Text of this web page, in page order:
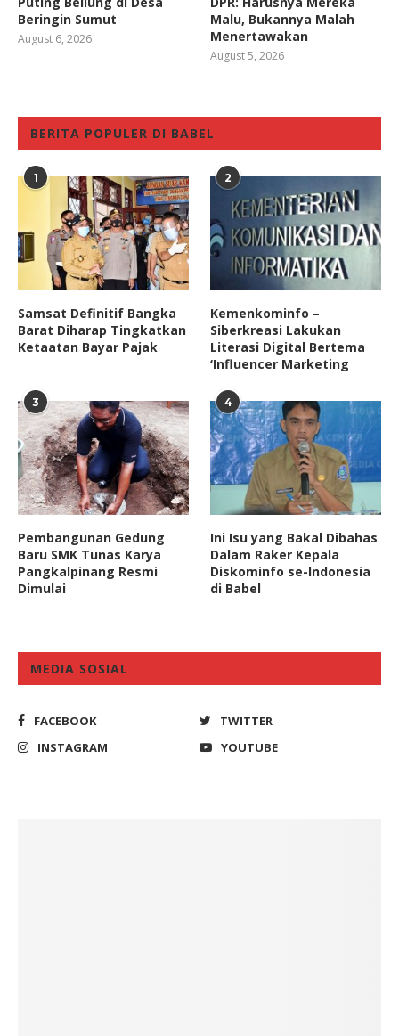
Beringin Sumut
August 6, 2026
Malu, Bukannya Malah
Menertawakan
August 5, 2026
BERITA POPULER DI BABEL
1
Samsat Definitif Bangka
Barat Diharap Tingkatkan
Ketaatan Bayar Pajak
2
Kemenkominfo –
Siberkreasi Lakukan
Literasi Digital Bertema
‘Influencer Marketing
3
Pembangunan Gedung
Baru SMK Tunas Karya
Pangkalpinang Resmi
Dimulai
4
Ini Isu yang Bakal Dibahas
Dalam Raker Kepala
Diskominfo se-Indonesia
di Babel
MEDIA SOSIAL
FACEBOOK
TWITTER
INSTAGRAM
YOUTUBE